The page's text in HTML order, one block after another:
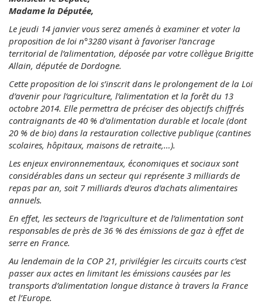
Madame la Députée,
Le jeudi 14 janvier vous serez amenés à examiner et voter la
proposition de loi n°3280 visant à favoriser l’ancrage
territorial de l’alimentation, déposée par votre collègue Brigitte
Allain, députée de Dordogne.
Cette proposition de loi s’inscrit dans le prolongement de la Loi
d’avenir pour l’agriculture, l’alimentation et la forêt du 13
octobre 2014. Elle permettra de préciser des objectifs chiffrés
contraignants de 40 % d’alimentation durable et locale (dont
20 % de bio) dans la restauration collective publique (cantines
scolaires, hôpitaux, maisons de retraite,…).
Les enjeux environnementaux, économiques et sociaux sont
considérables dans un secteur qui représente 3 milliards de
repas par an, soit 7 milliards d’euros d’achats alimentaires
annuels.
En effet, les secteurs de l’agriculture et de l’alimentation sont
responsables de près de 36 % des émissions de gaz à effet de
serre en France.
Au lendemain de la COP 21, privilégier les circuits courts c’est
passer aux actes en limitant les émissions causées par les
transports d’alimentation longue distance à travers la France
et l’Europe.